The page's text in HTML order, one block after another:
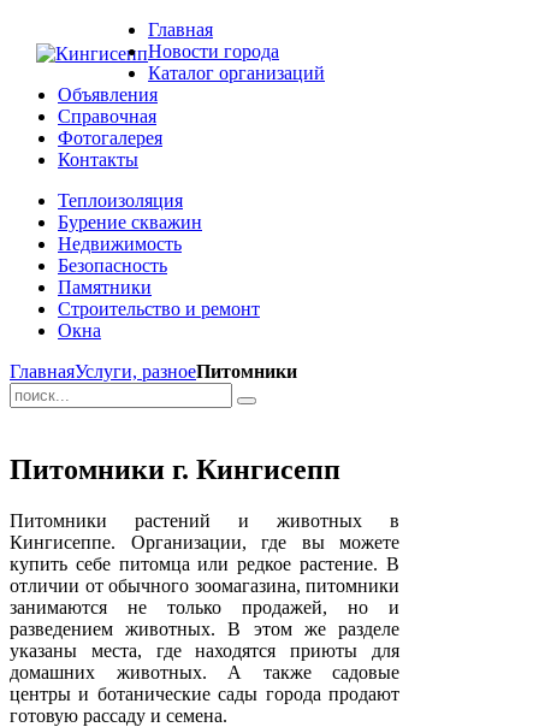
Главная
Новости города
Каталог организаций
Объявления
Справочная
Фотогалерея
Контакты
Теплоизоляция
Бурение скважин
Недвижимость
Безопасность
Памятники
Строительство и ремонт
Окна
ГлавнаяУслуги, разноеПитомники
Питомники г. Кингисепп
Питомники растений и животных в
Кингисеппе. Организации, где вы можете
купить себе питомца или редкое растение. В
отличии от обычного зоомагазина, питомники
занимаются не только продажей, но и
разведением животных. В этом же разделе
указаны места, где находятся приюты для
домашних животных. А также садовые
центры и ботанические сады города продают
готовую рассаду и семена.